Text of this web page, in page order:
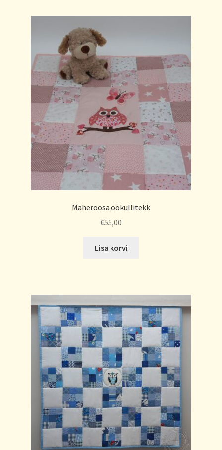
Maheroosa öökullitekk
€55,00
Lisa korvi